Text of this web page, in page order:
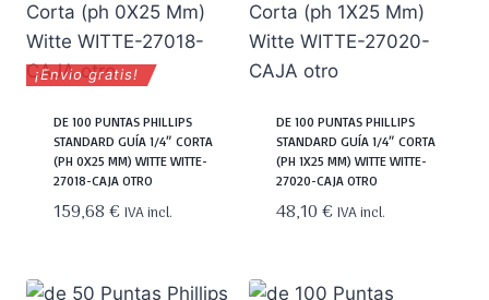
¡Envio gratis!
DE 100 PUNTAS PHILLIPS
STANDARD GUÍA 1/4″ CORTA
(PH 0X25 MM) WITTE WITTE-
27018-CAJA OTRO
159,68€ IVA incl.
DE 100 PUNTAS PHILLIPS
STANDARD GUÍA 1/4″ CORTA
(PH 1X25 MM) WITTE WITTE-
27020-CAJA OTRO
48,10€ IVA incl.